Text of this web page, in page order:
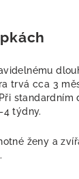
trvá cca 3
standardním
týdny.
ženy a